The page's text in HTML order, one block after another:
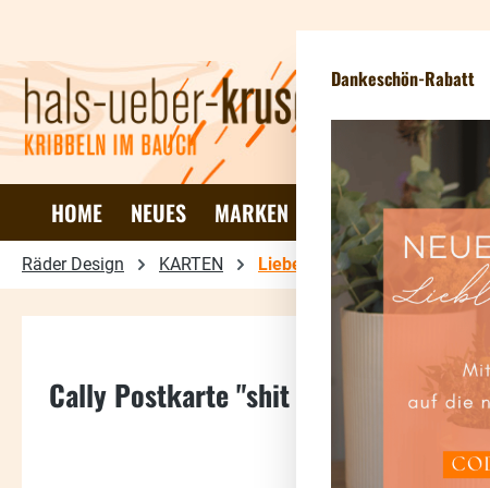
HOME NEUES MARKEN DEKO & WOHNEN
Räder Design KARTEN Liebeskarten
Cally Postkarte "shit happens"
Dankeschön-Rabatt